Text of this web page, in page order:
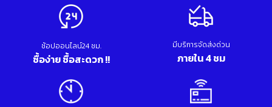
ช้อปออนไลน์24 ชม.
ซื้อง่าย ซื้อสะดวก !!
มีบริการจัดส่งด่วน
ภายใน 4 ชม